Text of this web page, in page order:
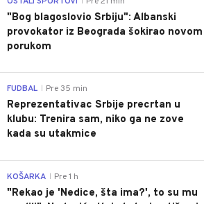
"Bog blagoslovio Srbiju": Albanski
provokator iz Beograda šokirao novom
porukom
FUDBAL Pre 35 min
Reprezentativac Srbije precrtan u
klubu: Trenira sam, niko ga ne zove
kada su utakmice
KOŠARKA Pre 1 h
"Rekao je 'Nedice, šta ima?', to su mu